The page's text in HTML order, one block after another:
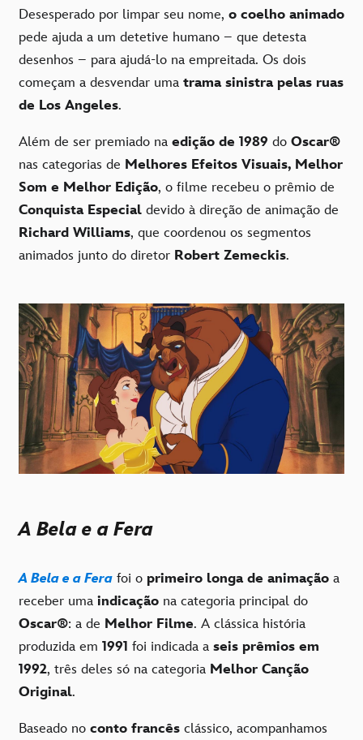
Desesperado por limpar seu nome, o coelho animado
pede ajuda a um detetive humano – que detesta
desenhos – para ajudá-lo na empreitada. Os dois
começam a desvendar uma trama sinistra pelas ruas
de Los Angeles.
Além de ser premiado na edição de 1989 do Oscar®
nas categorias de Melhores Efeitos Visuais, Melhor
Som e Melhor Edição, o filme recebeu o prêmio de
Conquista Especial devido à direção de animação de
Richard Williams, que coordenou os segmentos
animados junto do diretor Robert Zemeckis.
A Bela e a Fera
A Bela e a Fera foi o primeiro longa de animação a
receber uma indicação na categoria principal do
Oscar®: a de Melhor Filme. A clássica história
produzida em 1991 foi indicada a seis prêmios em
1992, três deles só na categoria Melhor Canção
Original.
Baseado no conto francês clássico, acompanhamos